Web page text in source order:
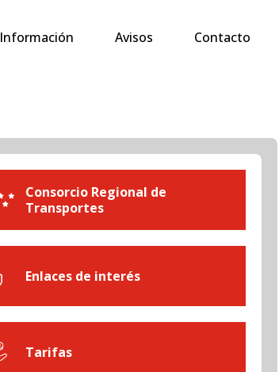
Información Avisos Contacto
Consorcio Regional de
Transportes
Enlaces de interés
Tarifas